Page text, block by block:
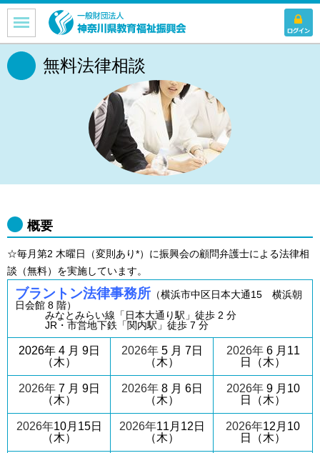
無料法律相談
概要
☆毎月第2 木曜日（変則あり*）に振興会の顧問弁護士による法律相
談（無料）を実施しています。
ブラントン法律事務所 （横浜市中区日本大通15 横浜朝
日会館 8 階）
みなとみらい線「日本大通り駅」徒歩 2 分
JR・市営地下鉄「関内駅」徒歩 7 分
2026年 4 月 9日
（木）
2026年5 月 7日
（木）
2026年 6 月11
日（木）
2026年7 月 9日
（木）
2026年8 月 6日
（木）
2026年9 月10
日（木）
2026年10月15日
（木）
2026年11月12日
（木）
2026年12月10
日（木）